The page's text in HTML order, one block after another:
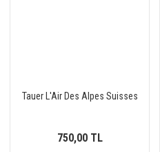
Tauer L'Air Des Alpes Suisses
750,00 TL